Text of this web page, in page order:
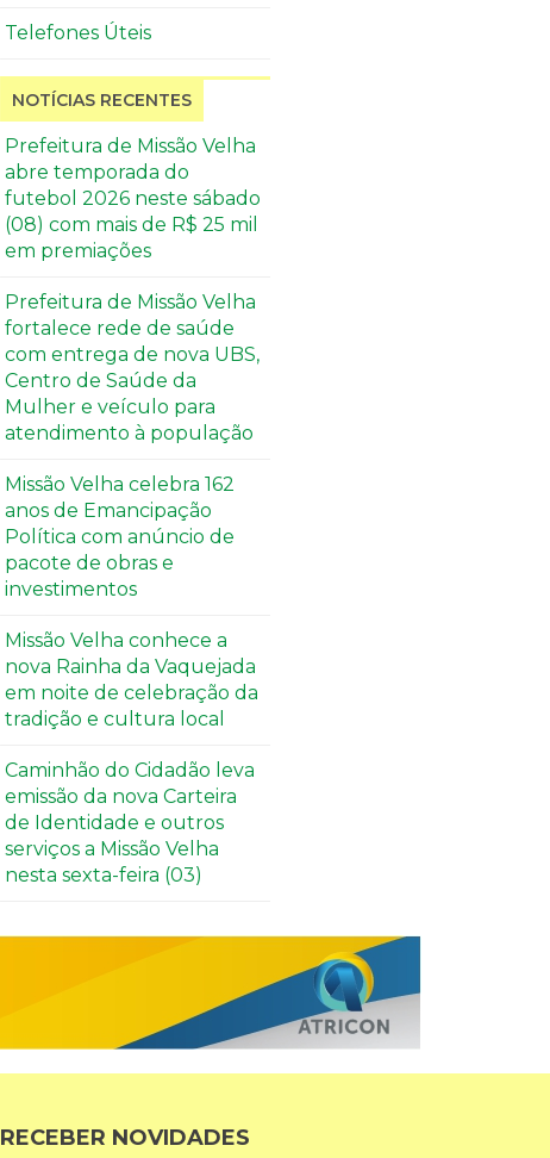
Telefones Úteis
NOTÍCIAS RECENTES
Prefeitura de Missão Velha
abre temporada do
futebol 2026 neste sábado
(08) com mais de R$ 25 mil
em premiações
Prefeitura de Missão Velha
fortalece rede de saúde
com entrega de nova UBS,
Centro de Saúde da
Mulher e veículo para
atendimento à população
Missão Velha celebra 162
anos de Emancipação
Política com anúncio de
pacote de obras e
investimentos
Missão Velha conhece a
nova Rainha da Vaquejada
em noite de celebração da
tradição e cultura local
Caminhão do Cidadão leva
emissão da nova Carteira
de Identidade e outros
serviços a Missão Velha
nesta sexta-feira (03)
RECEBER NOVIDADES